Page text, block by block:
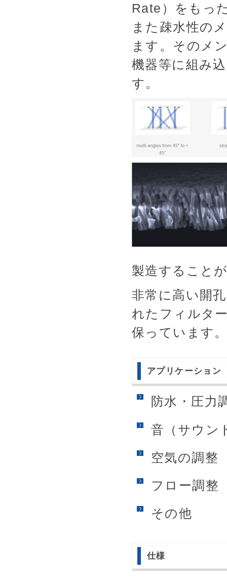
Rate）をもっ
また疎水性の
ます。そのメ
機器等に組み
す。
製造すること
非常に高い開
れたフィルタ
保っています
アプリケーション
防水・圧力
音（サウン
空気の調整
フロー調整
その他
仕様